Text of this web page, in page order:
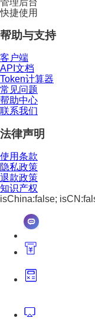
快捷使用
帮助与支持
客户端
API文档
Token计算器
常见问题
帮助中心
联系我们
法律声明
使用条款
隐私政策
退款政策
知识产权
isChina:false;